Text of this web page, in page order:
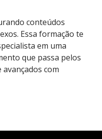
conteúdos
Essa formação te
em uma
que passa pelos
com